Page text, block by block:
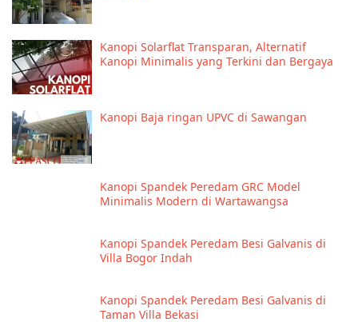
Kanopi Solarflat Transparan, Alternatif
Kanopi Minimalis yang Terkini dan Bergaya
Kanopi Baja ringan UPVC di Sawangan
Kanopi Spandek Peredam GRC Model
Minimalis Modern di Wartawangsa
Kanopi Spandek Peredam Besi Galvanis di
Villa Bogor Indah
Kanopi Spandek Peredam Besi Galvanis di
Taman Villa Bekasi